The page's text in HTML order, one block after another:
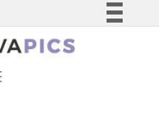
Simplifique!